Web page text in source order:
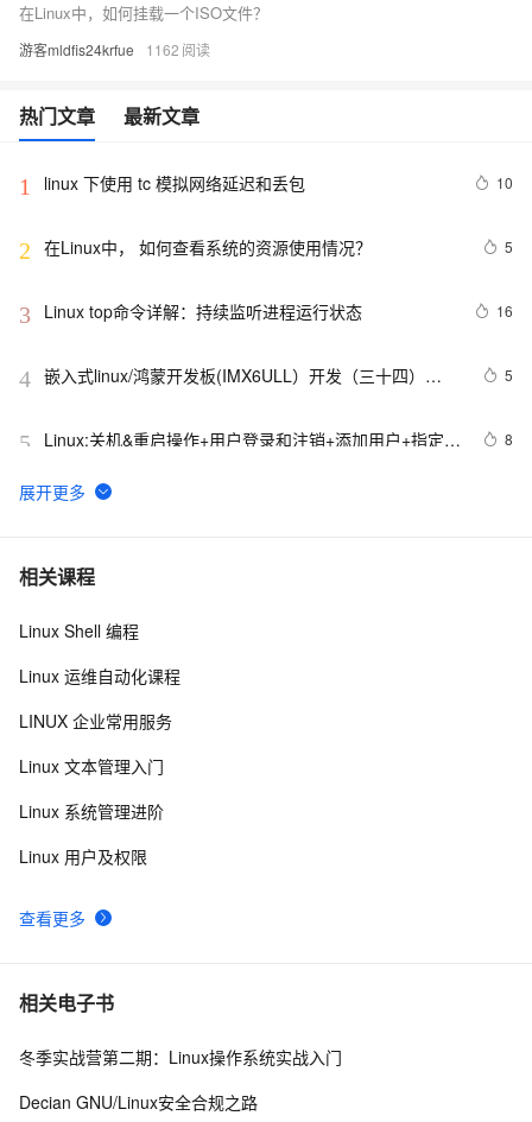
在Linux中，如何挂载一个ISO文件？
游客mldfis24krfue 1162
热门文章 最新文章
1 linux 下使用 tc 模拟网络延迟和丢包 10
2 在Linux中， 如何查看系统的资源使用情况？ 5
3 Linux top命令详解：持续监听进程运行状态 16
4 嵌入式linux/鸿蒙开发板(IMX6ULL）开发（三十四）
5
5
Linux:关机&重启操作+用户登录和注销+添加用户+指定/
用户/登录用户+用户组+修改用户的组+用户组和相关文件
8
6 linux主机模式（Host-Only）的网络配置
7 VMware安装Linux第一天
8 Linux运维不可不知的性能监控和调试工具
hacking
10 Linux下可以替换运行中的程序么？
相关课程
查看更多
Linux Shell 编程
Linux 运维自动化课程
LINUX 企业常用服务
Linux 文本管理入门
Linux 系统管理进阶
Linux 用户及权限
相关电子书
冬季实战营第二期：Linux操作系统实战入门
Decian GNU/Linux安全合规之路